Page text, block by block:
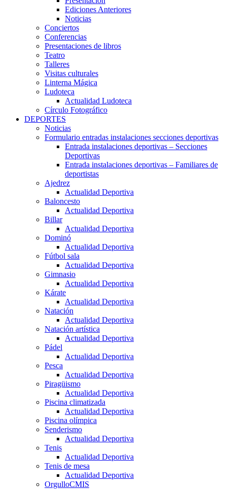
Ediciones Anteriores
Noticias
Conciertos
Conferencias
Presentaciones de libros
Teatro
Talleres
Visitas culturales
Linterna Mágica
Ludoteca
Actualidad Ludoteca
Círculo Fotográfico
DEPORTES
Noticias
Formulario entradas instalaciones secciones deportivas
Entrada instalaciones deportivas – Secciones
Deportivas
Entrada instalaciones deportivas – Familiares de
deportistas
Ajedrez
Actualidad Deportiva
Baloncesto
Actualidad Deportiva
Billar
Actualidad Deportiva
Dominó
Actualidad Deportiva
Fútbol sala
Actualidad Deportiva
Gimnasio
Actualidad Deportiva
Kárate
Actualidad Deportiva
Natación
Actualidad Deportiva
Natación artística
Actualidad Deportiva
Pádel
Actualidad Deportiva
Pesca
Actualidad Deportiva
Piragüismo
Actualidad Deportiva
Piscina climatizada
Actualidad Deportiva
Piscina olímpica
Senderismo
Actualidad Deportiva
Tenis
Actualidad Deportiva
Tenis de mesa
Actualidad Deportiva
OrgulloCMIS